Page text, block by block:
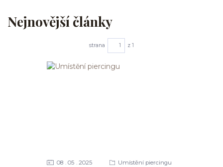
Nejnovější články
strana z 1
08 05 2025 Umístění piercingu